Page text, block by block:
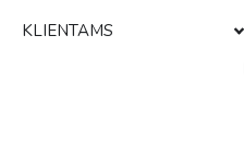
KLIENTAMS